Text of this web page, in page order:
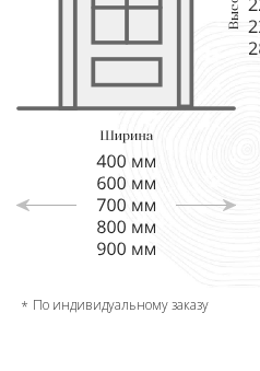
По индивидуальному заказу